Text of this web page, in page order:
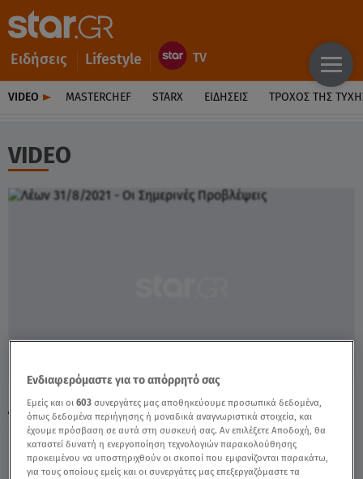
Ειδήσεις Lifestyle
VIDEO MASTERCHEF STARX ΕΙΔΉΣΕΙΣ ΤΡΟΧΌΣ ΤΗΣ
VIDEO
Λέων 31/8/2021 - Οι Σημερινές Προβλέψεις
- Video
Ενδιαφερόμαστε για το απόρρητό σας
Εμείς και οι603 συνεργάτες μας αποθηκεύουμε προσωπικά δεδομένα,
όπως δεδομένα περιήγησης ή μοναδικά αναγνωριστικά στοιχεία, και
έχουμε πρόσβαση σε αυτά στη συσκευή σας. Αν επιλέξετε Αποδοχή, θα
καταστεί δυνατή η ενεργοποίηση τεχνολογιών παρακολούθησης
προκειμένου να υποστηριχθούν οι σκοποί που εμφανίζονται παρακάτω,
για τους οποίους εμείς και οι συνεργάτες μας επεξεργαζόμαστε τα